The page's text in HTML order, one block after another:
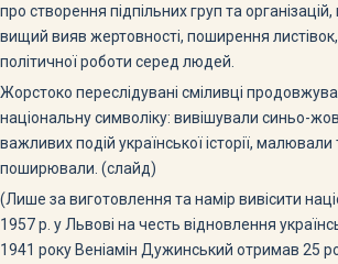
про створення підпільних груп та
вищий вияв жертовності, поширення
політичної роботи серед людей.
Жорстоко переслідувані сміливці
національну символіку: вивішували синьо-
важливих подій української історії,
поширювали. (слайд)
(Лише за виготовлення та намір вивісити
1957 р. у Львові на честь відновлення
1941 року Веніамін Дужинський отримав 25